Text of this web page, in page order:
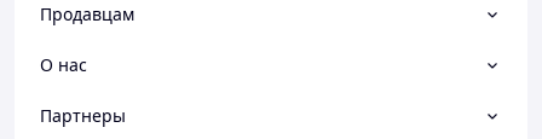
Продавцам
О нас
Партнеры